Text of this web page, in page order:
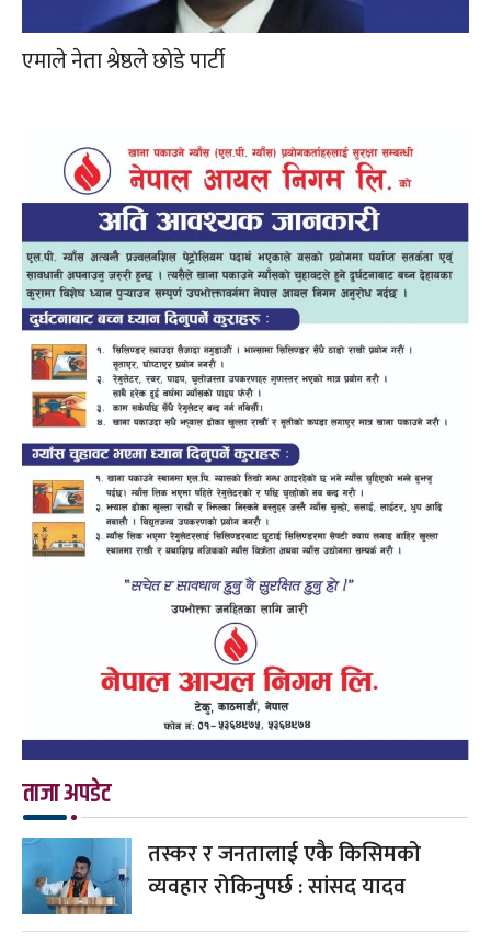
एमाले नेता श्रेष्ठले छोडे पार्टी
ताजा अपडेट
तस्कर र जनतालाई एकै किसिमको
व्यवहार रोकिनुपर्छ : सांसद यादव